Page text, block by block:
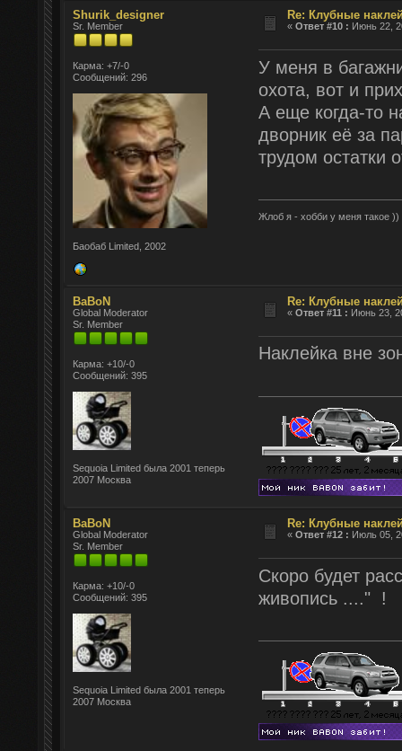
Shurik_designer
Sr. Member
Карма: +7/-0
Сообщений: 296
Баобаб Limited, 2002
Re: Клубные
«Ответ #10 : Июнь 22,
У меня в
охота, вот и
А еще когда-то
дворник её за
трудом остатки
Жлоб я - хобби у меня такое ))
BaBoN
Global Moderator
Sr. Member
Карма: +10/-0
Сообщений: 395
Sequoia Limited была 2001 теперь
2007 Москва
Re: Клубные
«Ответ #11 : Июнь 23,
Наклейка вне
BaBoN
Global Moderator
Sr. Member
Карма: +10/-0
Сообщений: 395
Sequoia Limited была 2001 теперь
2007 Москва
Re: Клубные
«Ответ #12 : Июль 05,
Скоро будет
живопись ...." !